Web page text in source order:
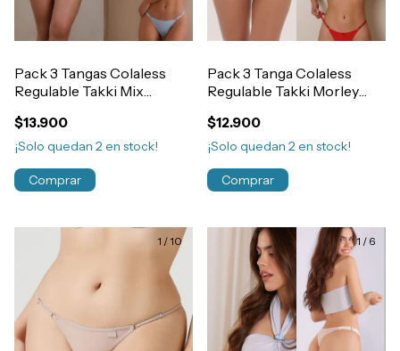
Pack 3 Tangas Colaless
Regulable Takki Mix
$13.900
¡Solo quedan 2en stock!
Comprar
Pack 3 Tanga Colaless
Regulable Takki Morley
$12.900
¡Solo quedan 2en stock!
Comprar
1 /10 1 / 6